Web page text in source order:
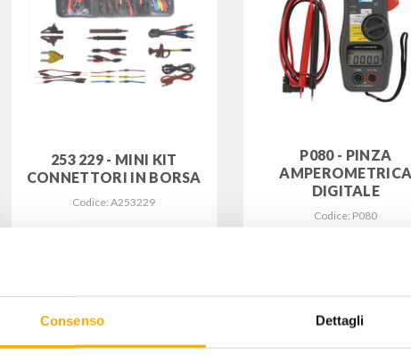
Consenso Dettagli
253 229 - MINI KIT
CONNETTORI IN BORSA
Codice: A253229
P080 - PINZA
AMPEROMETRICA
DIGITALE
Codice: P080